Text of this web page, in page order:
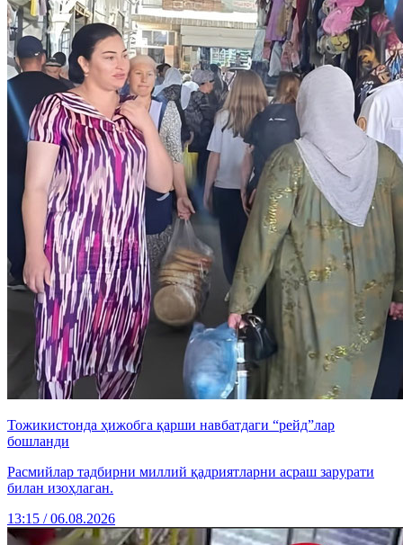
Тожикистонда ҳижобга қарши навбатдаги “рейд”лар
бошланди
Расмийлар тадбирни миллий қадриятларни асраш зарурати
билан изоҳлаган.
13:15 / 06.08.2026